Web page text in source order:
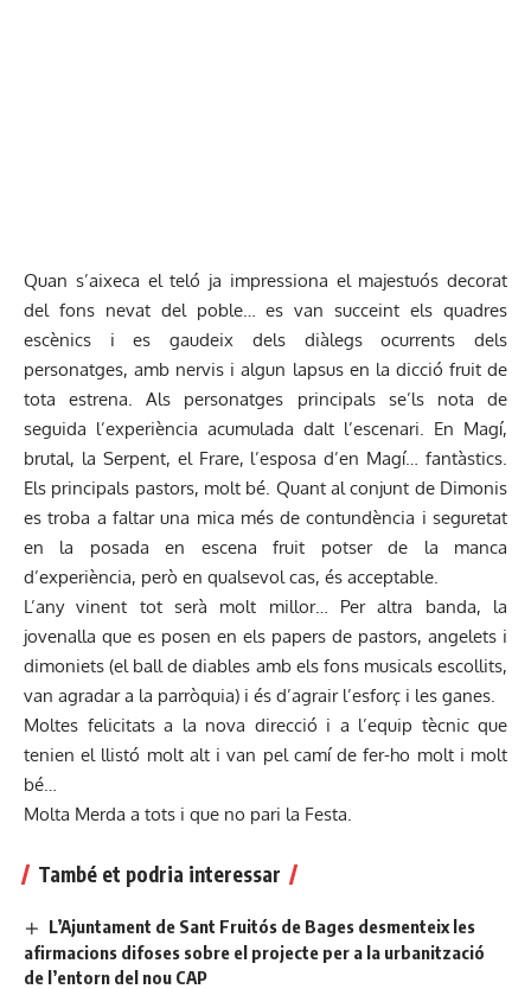
Quan s’aixeca el teló ja impressiona el majestuós decorat
del fons nevat del poble… es van succeint els quadres
escènics i es gaudeix dels diàlegs ocurrents dels
personatges, amb nervis i algun lapsus en la dicció fruit de
tota estrena. Als personatges principals se’ls nota de
seguida l’experiència acumulada dalt l’escenari. En Magí,
brutal, la Serpent, el Frare, l’esposa d’en Magí… fantàstics.
Els principals pastors, molt bé. Quant al conjunt de Dimonis
es troba a faltar una mica més de contundència i seguretat
en la posada en escena fruit potser de la manca
d’experiència, però en qualsevol cas, és acceptable.
L’any vinent tot serà molt millor… Per altra banda, la
jovenalla que es posen en els papers de pastors, angelets i
dimoniets (el ball de diables amb els fons musicals escollits,
van agradar a la parròquia) i és d’agrair l’esforç i les ganes.
Moltes felicitats a la nova direcció i a l’equip tècnic que
tenien el llistó molt alt i van pel camí de fer-ho molt i molt
bé…
Molta Merda a tots i que no pari la Festa.
També et podria interessar
L’Ajuntament de Sant Fruitós de Bages desmenteix les
afirmacions difoses sobre el projecte per a la urbanització
de l’entorn del nou CAP